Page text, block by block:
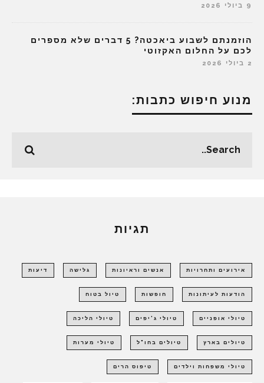
9 ביולי 2026
הוזמנתם לשבוע ביאכטה? 5 דברים שלא מספרים
לכם על החלום האקזוטי
2 ביולי 2026
מנוע חיפוש כתבות:
תגיות
אירועים ותחרויות אנשים וראיונות גלישה דיעות
הודעות לעיתונות חופשות טיול בטוח
טיולי אופניים טיולי ג'יפים טיולי הליכה
טיולים בארץ טיולים בחו"ל טיולי מערות
טיולי משפחות וילדים טיפוס הרים